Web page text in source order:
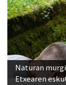
Naturan
Etxearen